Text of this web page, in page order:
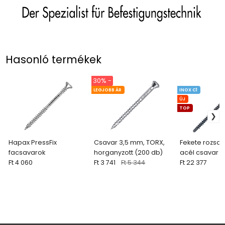
Hasonló termékek
Hapax PressFix
facsavarok
Ft 4 060
Csavar 3,5 mm, TORX,
horganyzott (200 db)
LEGJOBB ÁR
30% -
Ft 3 741 Ft 5 344
Fekete
acél csavar
3,2 mm (500
INOX C1
ÚJ
TOP
Ft 22 377